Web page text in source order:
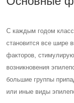
С каждым годом
становится все шире
факторов,
возникновения
большие группы
или иные виды